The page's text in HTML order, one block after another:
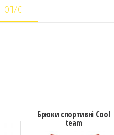
ОПИС
Брюки спортивні Cool
team